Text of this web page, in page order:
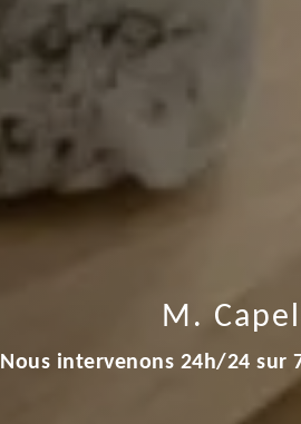
M.
Nous intervenons 24h/24 sur